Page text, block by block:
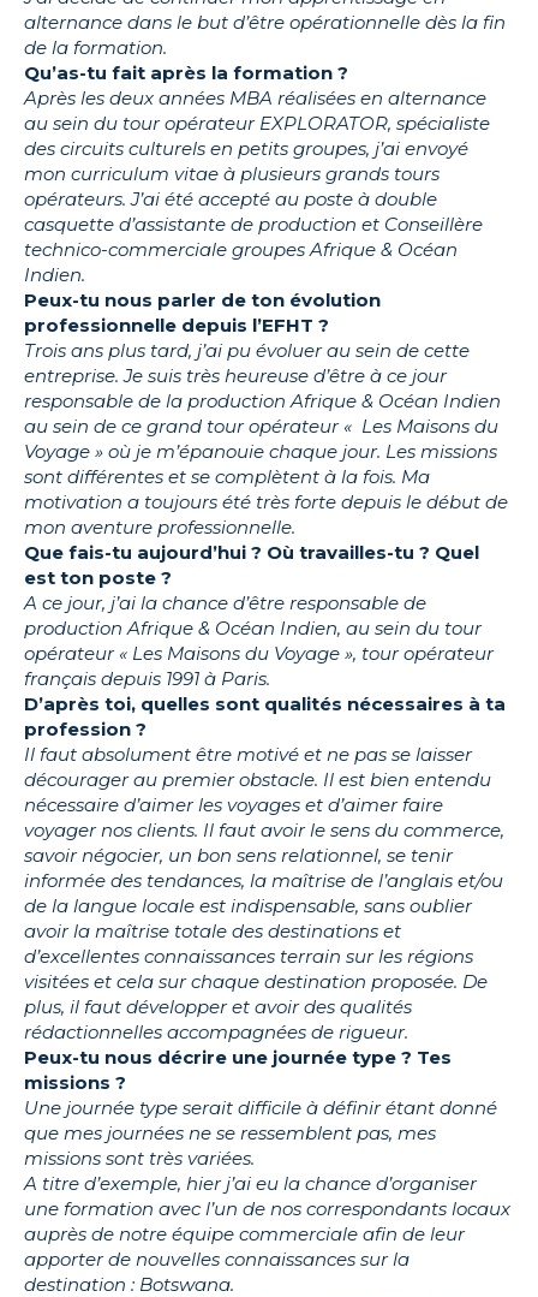
alternance dans le but d’être opérationnelle dès la fin
de la formation.
Qu’as-tu fait après la formation ?
Après les deux années MBA réalisées en alternance
au sein du tour opérateur EXPLORATOR, spécialiste
des circuits culturels en petits groupes, j’ai envoyé
mon curriculum vitae à plusieurs grands tours
opérateurs. J’ai été accepté au poste à double
casquette d’assistante de production et Conseillère
technico-commerciale groupes Afrique & Océan
Indien.
Peux-tu nous parler de ton évolution
professionnelle depuis l’EFHT ?
Trois ans plus tard, j’ai pu évoluer au sein de cette
entreprise. Je suis très heureuse d’être à ce jour
responsable de la production Afrique & Océan Indien
au sein de ce grand tour opérateur « Les Maisons du
Voyage » où je m’épanouie chaque jour. Les missions
sont différentes et se complètent à la fois. Ma
motivation a toujours été très forte depuis le début de
mon aventure professionnelle.
Que fais-tu aujourd’hui ? Où travailles-tu ? Quel
est ton poste ?
A ce jour, j’ai la chance d’être responsable de
production Afrique & Océan Indien, au sein du tour
opérateur « Les Maisons du Voyage », tour opérateur
français depuis 1991 à Paris.
D’après toi, quelles sont qualités nécessaires à ta
profession ?
Il faut absolument être motivé et ne pas se laisser
décourager au premier obstacle. Il est bien entendu
nécessaire d’aimer les voyages et d’aimer faire
voyager nos clients. Il faut avoir le sens du commerce,
savoir négocier, un bon sens relationnel, se tenir
informée des tendances, la maîtrise de l’anglais et/ou
de la langue locale est indispensable, sans oublier
avoir la maîtrise totale des destinations et
d’excellentes connaissances terrain sur les régions
visitées et cela sur chaque destination proposée. De
plus, il faut développer et avoir des qualités
rédactionnelles accompagnées de rigueur.
Peux-tu nous décrire une journée type ? Tes
missions ?
Une journée type serait difficile à définir étant donné
que mes journées ne se ressemblent pas, mes
missions sont très variées.
A titre d’exemple, hier j’ai eu la chance d’organiser
une formation avec l’un de nos correspondants locaux
auprès de notre équipe commerciale afin de leur
apporter de nouvelles connaissances sur la
destination : Botswana.